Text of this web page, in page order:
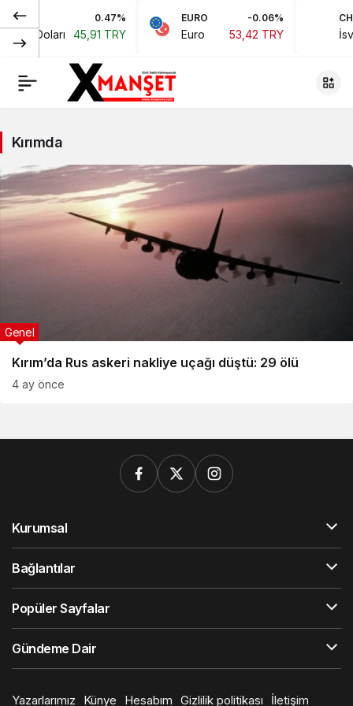
0.47%
Doları 45,91 TRY
EURO -0.06%
Euro 53,42 TRY
CHF
Kırımda
Kırım’da Rus askeri nakliye uçağı düştü: 29 ölü
Genel
4 ay önce
Kurumsal
Bağlantılar
Popüler Sayfalar
Gündeme Dair
Yazarlarımız Künye Hesabım Gizlilik politikası İletişim